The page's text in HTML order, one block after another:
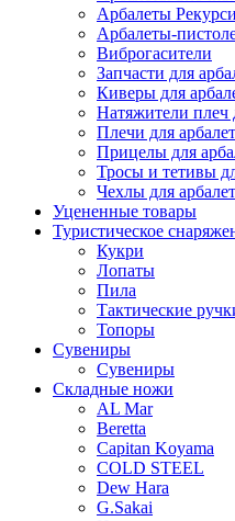
Арбалеты
Арбалеты-
Виброгасители
Запчасти для
Киверы для
Натяжители плеч
Плечи для
Прицелы для
Тросы и тетивы
Чехлы для
Уцененные товары
Туристическое
Кукри
Лопаты
Пила
Тактические
Топоры
Сувениры
Сувениры
Складные ножи
AL Mar
Beretta
Capitan Koyama
COLD STEEL
Dew Hara
G.Sakai